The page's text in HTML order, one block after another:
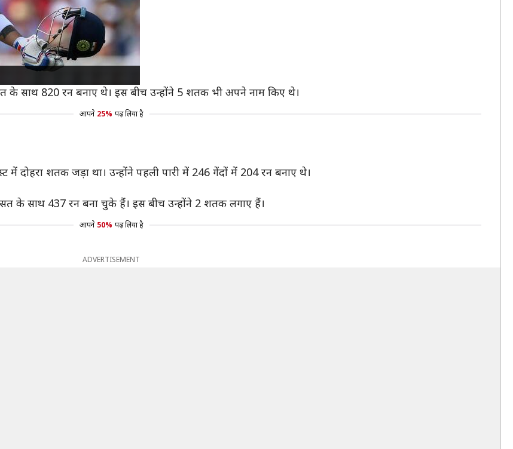
हैं।
248 रन बनाए थे।
के साथ 820 रन बनाए थे। इस बीच उन्होंने 5 शतक भी अपने नाम किए थे।
आपने 25% पढ़ लिया है
दोहरा शतक जड़ा था। उन्होंने पहली पारी में 246 गेंदों में 204 रन बनाए थे।
के साथ 437 रन बना चुके हैं। इस बीच उन्होंने 2 शतक लगाए हैं।
आपने 50% पढ़ लिया है
ADVERTISEMENT